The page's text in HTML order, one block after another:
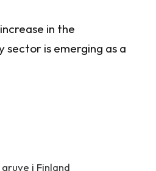
in the
is emerging as a
i Finland